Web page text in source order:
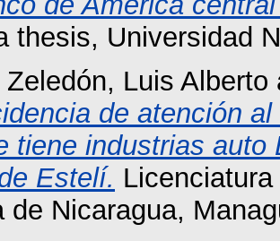
thesis, Universidad
Luis Alberto
de atención
tiene industrias
Estelí.
de Nicaragua,